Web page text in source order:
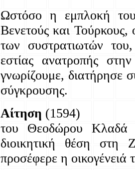
Ωστόσο η εμπλοκή του
Βενετούς και Τούρκους,
των συστρατιωτών
εστίας ανατροπής
γνωρίζουμε, διατήρησε
σύγκρουσης.
Αίτηση (1594)
του Θεοδώρου Κλαδά
διοικητική θέση στη
προσέφερε η οικογένειά